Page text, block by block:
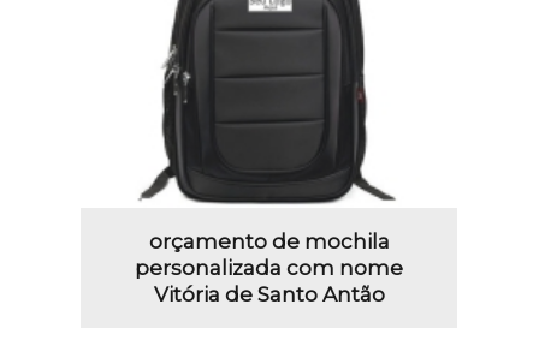
orçamento de mochila
personalizada com nome
Vitória de Santo Antão